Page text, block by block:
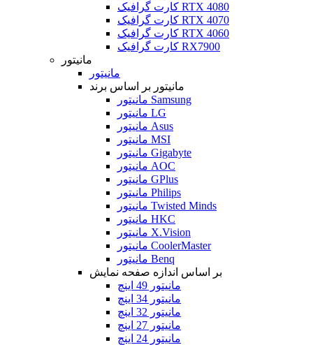
کارت گرافیک RTX 4080
کارت گرافیک RTX 4070
کارت گرافیک RTX 4060
کارت گرافیک RX7900
مانیتور
مانیتور
مانیتور بر اساس برند
مانیتور Samsung
مانیتور LG
مانیتور Asus
مانیتور MSI
مانیتور Gigabyte
مانیتور AOC
مانیتور GPlus
مانیتور Philips
مانیتور Twisted Minds
مانیتور HKC
مانیتور X.Vision
مانیتور CoolerMaster
مانیتور Benq
بر اساس اندازه صفحه نمایش
مانیتور 49 اینچ
مانیتور 34 اینچ
مانیتور 32 اینچ
مانیتور 27 اینچ
مانیتور 24 اینچ